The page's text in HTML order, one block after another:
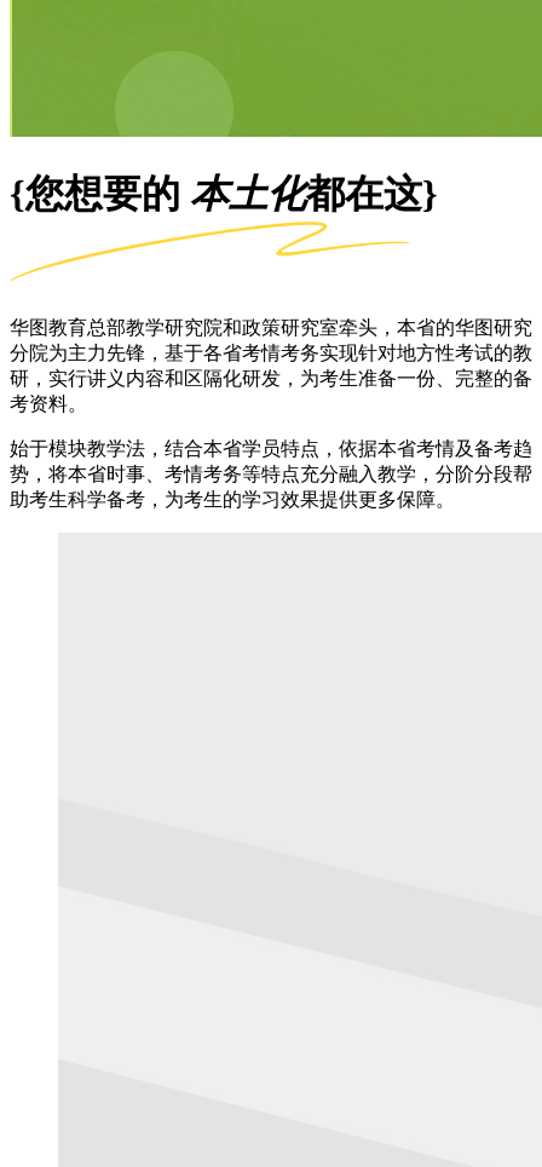
{您想要的 本土化都在这}
华图教育总部教学研究院和政策研究室牵头，本省的华图研究
分院为主力先锋，基于各省考情考务实现针对地方性考试的教
研，实行讲义内容和区隔化研发，为考生准备一份、完整的备
考资料。
始于模块教学法，结合本省学员特点，依据本省考情及备考趋
势，将本省时事、考情考务等特点充分融入教学，分阶分段帮
助考生科学备考，为考生的学习效果提供更多保障。